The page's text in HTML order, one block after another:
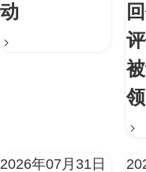
动
2026年07月31日